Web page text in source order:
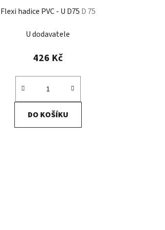
Flexi hadice PVC - U D75 D 75
U dodavatele
426 Kč
DO KOŠÍKU